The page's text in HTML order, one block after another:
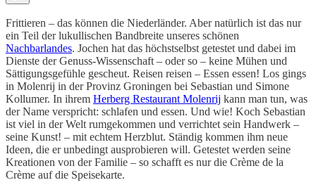
Frittieren – das können die Niederländer. Aber natürlich ist das nur
ein Teil der lukullischen Bandbreite unseres schönen
Nachbarlandes. Jochen hat das höchstselbst getestet und dabei im
Dienste der Genuss-Wissenschaft – oder so – keine Mühen und
Sättigungsgefühle gescheut. Reisen reisen – Essen essen! Los gings
in Molenrij in der Provinz Groningen bei Sebastian und Simone
Kollumer. In ihrem Herberg Restaurant Molenrij kann man tun, was
der Name verspricht: schlafen und essen. Und wie! Koch Sebastian
ist viel in der Welt rumgekommen und verrichtet sein Handwerk –
seine Kunst! – mit echtem Herzblut. Ständig kommen ihm neue
Ideen, die er unbedingt ausprobieren will. Getestet werden seine
Kreationen von der Familie – so schafft es nur die Crème de la
Crème auf die Speisekarte.